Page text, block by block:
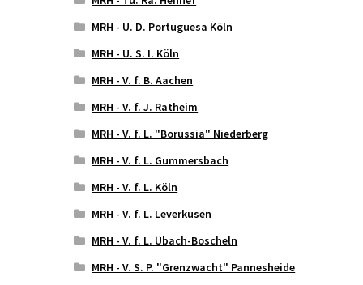
MRH - U. D. Portuguesa Köln
MRH - U. S. I. Köln
MRH - V. f. B. Aachen
MRH - V. f. J. Ratheim
MRH - V. f. L. "Borussia" Niederberg
MRH - V. f. L. Gummersbach
MRH - V. f. L. Köln
MRH - V. f. L. Leverkusen
MRH - V. f. L. Übach-Boscheln
MRH - V. S. P. "Grenzwacht" Pannesheide